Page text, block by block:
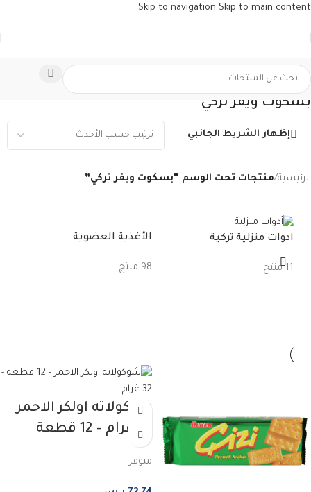
Skip to navigation Skip to main content
بسكوت ويفر تركي
إظهار الشريط الجانبي
الرئيسية/منتجات تحت الوسم “بسكوت ويفر تركي”
ادوات منزلية تركية
11 منتج
الأغذية العضوية
98 منتج
شوكولاته اولكر الاحمر
32 غرام – 12 قطعة
متوفر